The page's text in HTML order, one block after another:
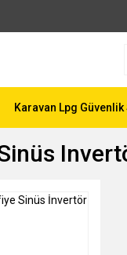
Karavan Lpg